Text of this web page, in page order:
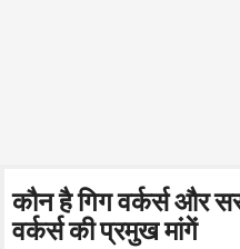
कौन है गिग वर्कर्स और
वर्कर्स की प्रमुख मांगें